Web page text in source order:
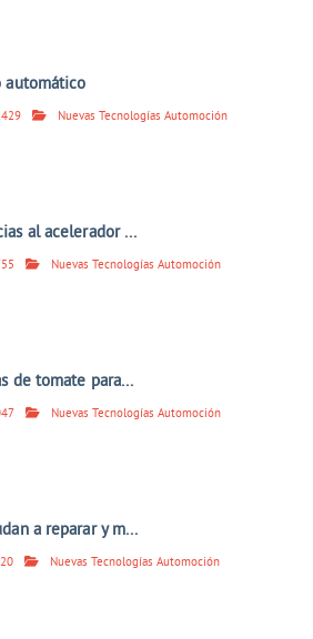
automático
Nuevas Tecnologías Automoción
al acelerador ...
Nuevas Tecnologías Automoción
de tomate para...
Nuevas Tecnologías Automoción
a reparar y m...
Nuevas Tecnologías Automoción